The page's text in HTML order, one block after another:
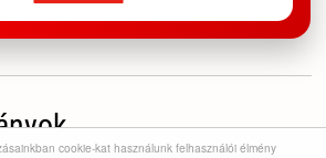
cookie-kat használunk felhasználói élmény